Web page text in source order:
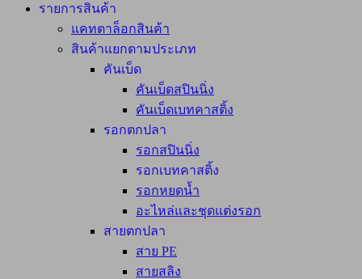
รายการสินค้า
แคทตาล็อกสินค้า
สินค้าแยกตามประเภท
คันเบ็ด
คันเบ็ดสปินนิ่ง
คันเบ็ดเบทคาสติ้ง
รอกตกปลา
รอกสปินนิ่ง
รอกเบทคาสติ้ง
รอกหยดน้ำ
อะไหล่และชุดแต่งรอก
สายตกปลา
สาย PE
สายสลิง